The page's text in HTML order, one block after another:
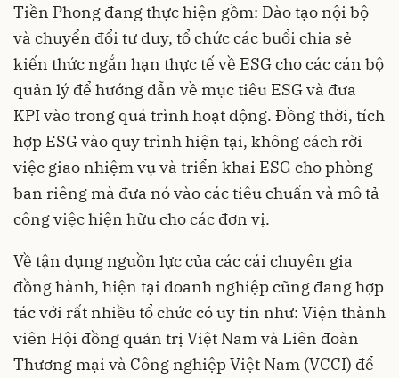
Tiền Phong đang thực hiện gồm: Đào tạo nội bộ
và chuyển đổi tư duy, tổ chức các buổi chia sẻ
kiến thức ngắn hạn thực tế về ESG cho các cán bộ
quản lý để hướng dẫn về mục tiêu ESG và đưa
KPI vào trong quá trình hoạt động. Đồng thời, tích
hợp ESG vào quy trình hiện tại, không cách rời
việc giao nhiệm vụ và triển khai ESG cho phòng
ban riêng mà đưa nó vào các tiêu chuẩn và mô tả
công việc hiện hữu cho các đơn vị.
Về tận dụng nguồn lực của các cái chuyên gia
đồng hành, hiện tại doanh nghiệp cũng đang hợp
tác với rất nhiều tổ chức có uy tín như: Viện thành
viên Hội đồng quản trị Việt Nam và Liên đoàn
Thương mại và Công nghiệp Việt Nam (VCCI) để